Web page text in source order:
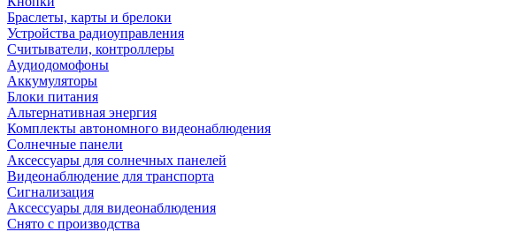
Браслеты, карты и брелоки
Устройства радиоуправления
Считыватели, контроллеры
Аудиодомофоны
Аккумуляторы
Блоки питания
Альтернативная энергия
Комплекты автономного видеонаблюдения
Солнечные панели
Аксессуары для солнечных панелей
Видеонаблюдение для транспорта
Сигнализация
Аксессуары для видеонаблюдения
Снято с производства